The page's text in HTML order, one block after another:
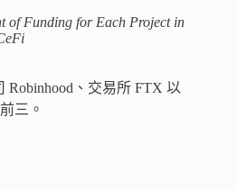
of Funding for Each Project in
、交易所 FTX 以
三。